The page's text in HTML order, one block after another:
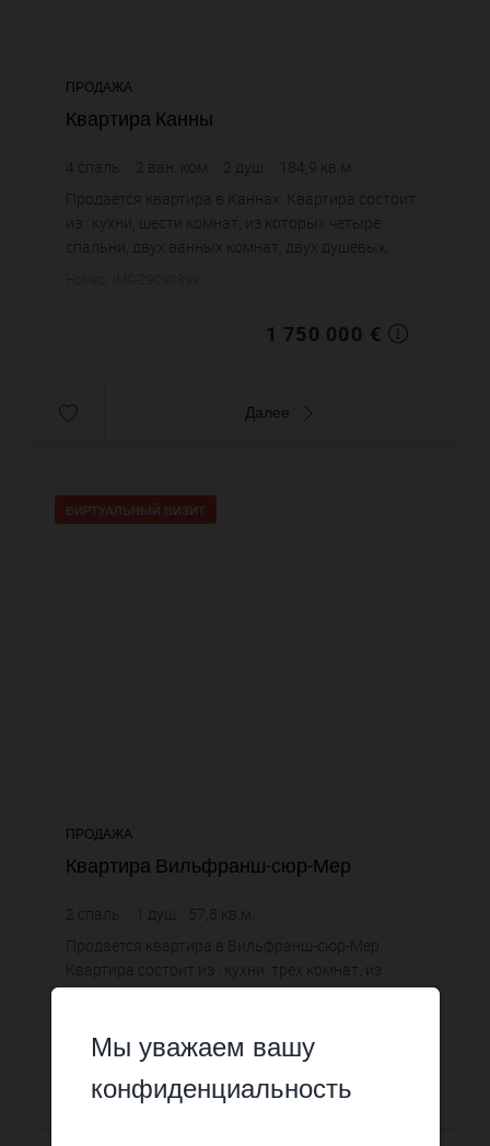
ПРОДАЖА
Квартира Канны
4 спаль. 2 ван. ком. 2 душ. 184,9 кв.м.
Продается квартира в Каннах. Квартира состоит
из : кухни, шести комнат, из которых четыре
спальни, двух ванных комнат, двух душевых,
1 750 000 €
Далее
ВИРТУАЛЬНЫЙ ВИЗИТ
ПРОДАЖА
Квартира Вильфранш-сюр-Мер
2 спаль. душ 57,8 кв.м.
цена за кв.м.
Продается квартира в Вильфранш-сюр-Мер.
Квартира состоит из : кухни, трех комнат, из
которых две спальни, одной душевой, одного
m². Бассейн. Паркинг. Цен...
1 199 000 €
Мы уважаем вашу
конфиденциальность